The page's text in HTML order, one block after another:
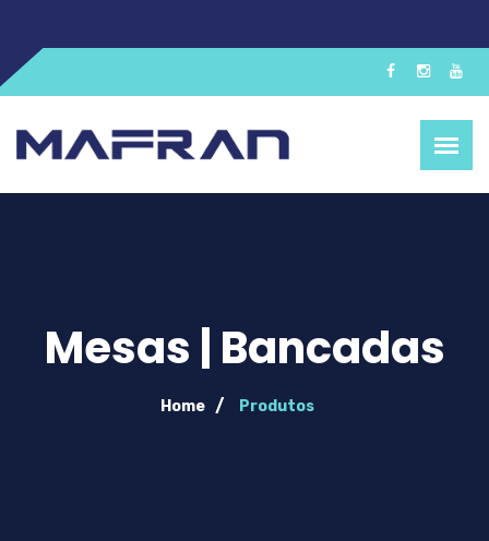
Mesas | Bancadas
Home Produtos